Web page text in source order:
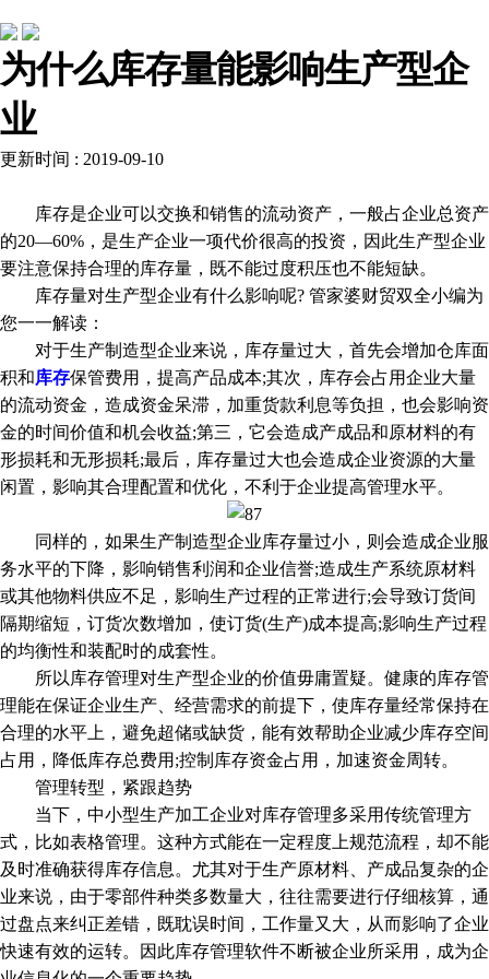
为什么库存量能影响生产型企
业
更新时间 : 2019-09-10
库存是企业可以交换和销售的流动资产，一般占企业总资产
的20—60%，是生产企业一项代价很高的投资，因此生产型企业
要注意保持合理的库存量，既不能过度积压也不能短缺。
库存量对生产型企业有什么影响呢? 管家婆财贸双全小编为
您一一解读：
对于生产制造型企业来说，库存量过大，首先会增加仓库面
积和库存保管费用，提高产品成本;其次，库存会占用企业大量
的流动资金，造成资金呆滞，加重货款利息等负担，也会影响资
金的时间价值和机会收益;第三，它会造成产成品和原材料的有
形损耗和无形损耗;最后，库存量过大也会造成企业资源的大量
闲置，影响其合理配置和优化，不利于企业提高管理水平。
同样的，如果生产制造型企业库存量过小，则会造成企业服
务水平的下降，影响销售利润和企业信誉;造成生产系统原材料
或其他物料供应不足，影响生产过程的正常进行;会导致订货间
隔期缩短，订货次数增加，使订货(生产)成本提高;影响生产过程
的均衡性和装配时的成套性。
所以库存管理对生产型企业的价值毋庸置疑。健康的库存管
理能在保证企业生产、经营需求的前提下，使库存量经常保持在
合理的水平上，避免超储或缺货，能有效帮助企业减少库存空间
占用，降低库存总费用;控制库存资金占用，加速资金周转。
管理转型，紧跟趋势
当下，中小型生产加工企业对库存管理多采用传统管理方
式，比如表格管理。这种方式能在一定程度上规范流程，却不能
及时准确获得库存信息。尤其对于生产原材料、产成品复杂的企
业来说，由于零部件种类多数量大，往往需要进行仔细核算，通
过盘点来纠正差错，既耽误时间，工作量又大，从而影响了企业
快速有效的运转。因此库存管理软件不断被企业所采用，成为企